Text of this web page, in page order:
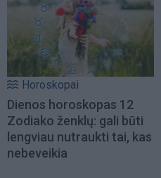
Horoskopai
Dienos horoskopas 12
Zodiako ženklų: gali būti
lengviau nutraukti tai, kas
nebeveikia